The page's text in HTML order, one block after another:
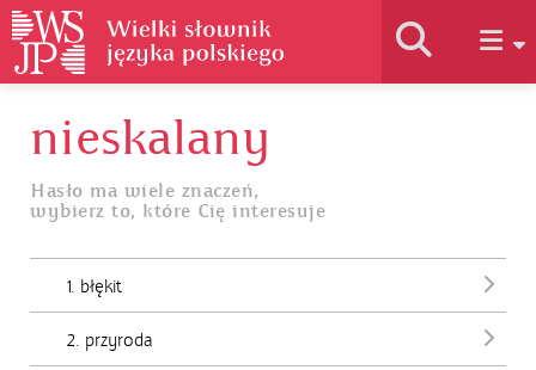
Historia słownika
Jak korzystać
nieskalany
Hasło ma wiele znaczeń,
wybierz to, które Cię interesuje
1. błękit
2. przyroda